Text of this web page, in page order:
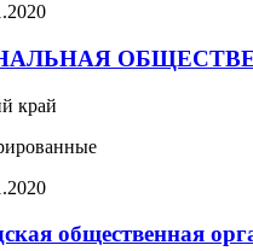
край
общественная